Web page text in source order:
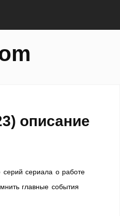
описание
сериала о работе
главные события